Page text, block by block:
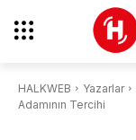
HALKWEB Yazarlar
Adamının Tercihi